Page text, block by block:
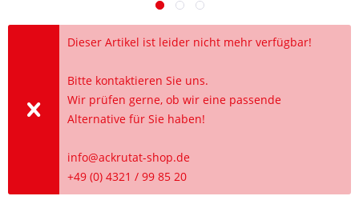
Dieser Artikel ist leider nicht mehr verfügbar!
Bitte kontaktieren Sie uns.
Wir prüfen gerne, ob wir eine passende
Alternative für Sie haben!
info@ackrutat-shop.de
+49 (0) 4321 / 99 85 20